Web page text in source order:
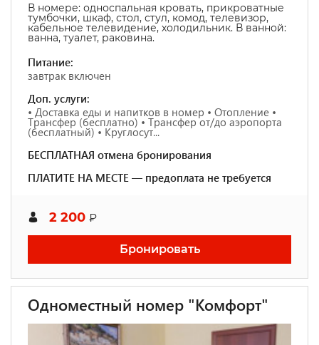
В номере: односпальная кровать, прикроватные
тумбочки, шкаф, стол, стул, комод, телевизор,
кабельное телевидение, холодильник. В ванной:
ванна, туалет, раковина.
Питание:
завтрак включен
Доп. услуги:
• Доставка еды и напитков в номер • Отопление •
Трансфер (бесплатно) • Трансфер от/до аэропорта
(бесплатный) • Круглосут...
БЕСПЛАТНАЯ отмена бронирования
ПЛАТИТЕ НА МЕСТЕ — предоплата не требуется
2 200 ₽
Бронировать
Одноместный номер "Комфорт"